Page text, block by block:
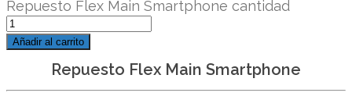
Repuesto Flex Main Smartphone cantidad
Añadir al carrito
Repuesto Flex Main Smartphone